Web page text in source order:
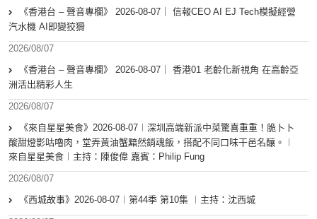
《香港台 – 聲音專欄》 2026-08-07｜ 信報CEO AI EJ Tech模擬經營
汽水機 AI即變狡猾
2026/08/07
《香港台 – 聲音專欄》 2026-08-07｜ 香港01 老齡化新視角 在高齡亞
洲活出精彩人生
2026/08/07
《來自星星美食》2026-08-07︱深圳高端新派中菜驚喜重重！脆卜卜
酸甜燈影咕嚕肉，堂弄黃油蟹黯然銷魂飯，搭配不同口味干邑名釀。︱
來自星星美食︱主持：陳俊偉 嘉賓：Philip Fung
2026/08/07
《西城故事》2026-08-07︱第44季 第10集 ︱主持：沈西城